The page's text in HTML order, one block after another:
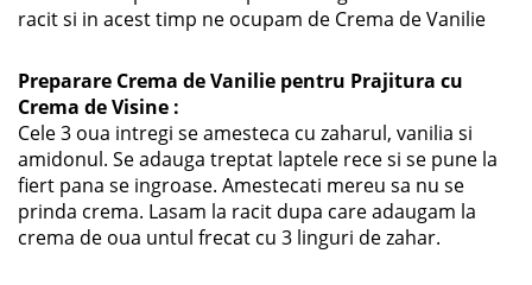
racit si in acest timp ne ocupam de Crema de Vanilie
Preparare Crema de Vanilie pentru Prajitura cu
Crema de Visine :
Cele 3 oua intregi se amesteca cu zaharul, vanilia si
amidonul. Se adauga treptat laptele rece si se pune la
fiert pana se ingroase. Amestecati mereu sa nu se
prinda crema. Lasam la racit dupa care adaugam la
crema de oua untul frecat cu 3 linguri de zahar.